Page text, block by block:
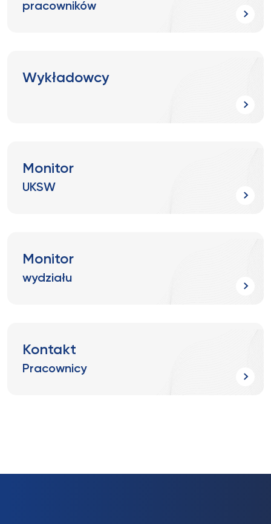
pracowników
Wykładowcy
Monitor
UKSW
Monitor
wydziału
Kontakt
Pracownicy